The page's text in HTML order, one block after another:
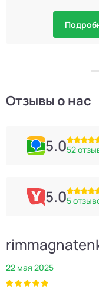
Отзывы о нас
5.052
5.05
22 мая 2025